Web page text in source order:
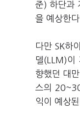
준) 하단과
을 예상한
다만 SK하
델(LLM)이
향했던 대
스의
익이 예상